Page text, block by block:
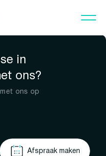
in
ons?
ons op
Afspraak maken